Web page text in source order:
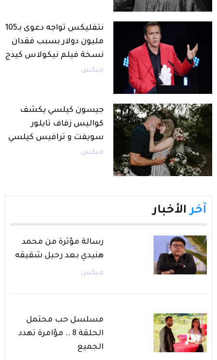
نتفليكس تواجه دعوى بـ105
مليون دولار بسبب فقدان
نسخة فيلم نيكولاس كيدج
ميكس
جيسون كيلسي يكشف
كواليس زفاف تايلور
سويفت و ترافيس كيلسي
ميكس
آخر الأخبار
رسالة مؤثرة من محمد
هنيدي بعد رحيل شقيقه
ميكس
مسلسل حب محتمل
الحلقة 8 .. مؤامرة تهدد
الجميع